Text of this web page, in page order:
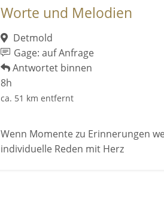
Worte und Melodien
Detmold
Gage: auf Anfrage
Antwortet binnen
8h
ca. 51 km entfernt
Wenn Momente zu Erinnerungen
individuelle Reden mit Herz